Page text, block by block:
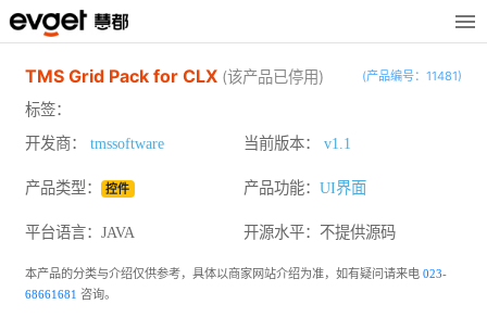
TMS Grid Pack for CLX (该产品已停用) (产品编号：11481)
标签：
开发商： tmssoftware 当前版本： v1.1
产品类型： 控件 产品功能： UI界面
平台语言：JAVA 开源水平： 不提供源码
本产品的分类与介绍仅供参考，具体以商家网站介绍为准，如有疑问请来电 023-
68661681 咨询。